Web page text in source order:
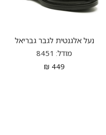
נעל אלגנטית לגבר גבריאל
מודל: 8451
₪ 449